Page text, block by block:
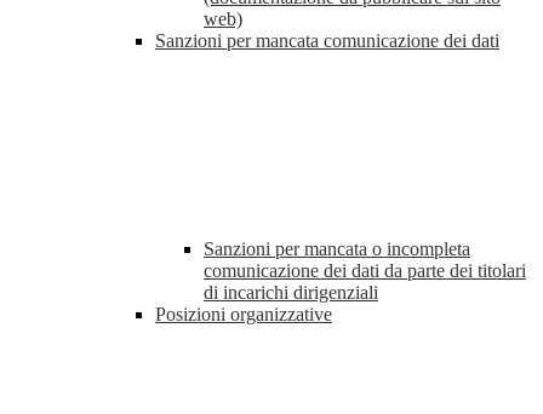
web)
Sanzioni per mancata comunicazione dei dati
Sanzioni per mancata o incompleta
comunicazione dei dati da parte dei titolari
di incarichi dirigenziali
Posizioni organizzative